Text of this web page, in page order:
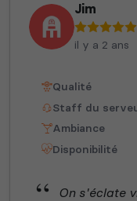
Jim
il y a 2 ans
Qualité
Staff du
Ambiance
Disponibilité
On s'éclate